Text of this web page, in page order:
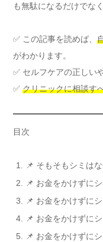
も無駄になるだけでなく
✅ この記事を読めば、
がわかります。
✅ セルフケアの正しい
✅ クリニックに相談す
目次
📌 そもそもシミは
📌 お金をかけずに
📌 お金をかけずに
📌 お金をかけずに
📌 お金をかけずに